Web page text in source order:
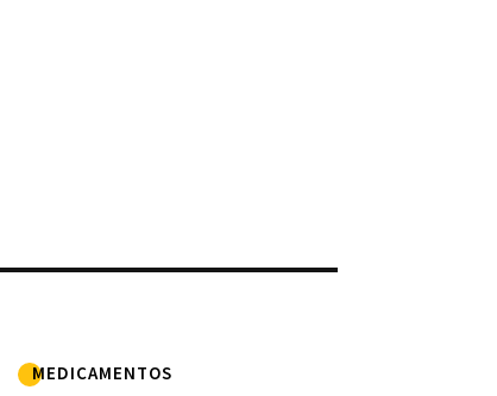
MEDICAMENTOS